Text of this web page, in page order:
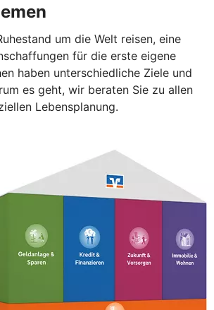
um die Welt reisen, eine
für die erste eigene
haben unterschiedliche Ziele und
es geht, wir beraten Sie zu allen
Lebensplanung.